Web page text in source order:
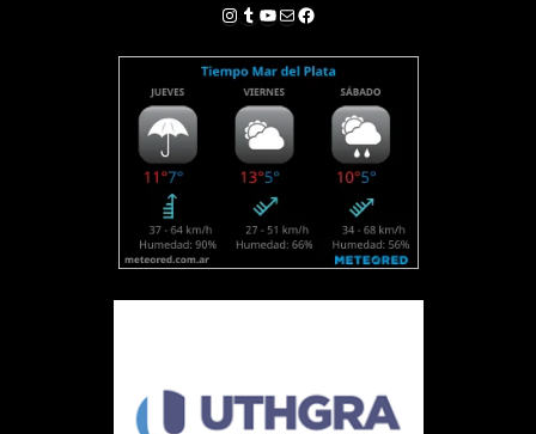
Instagram
Tumblr
YouTube
Correo electrónico
Facebook